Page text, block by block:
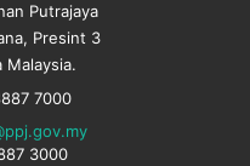
Putrajaya
Presint 3
Malaysia.
7000
3000